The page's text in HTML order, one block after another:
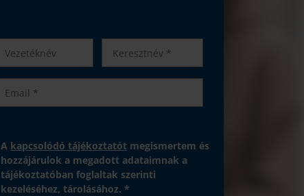
A kapcsolódó tájékoztatót megismertem és
hozzájárulok a megadott adataimnak a
tájékoztatóban foglaltak szerinti
kezeléséhez, tárolásához. *